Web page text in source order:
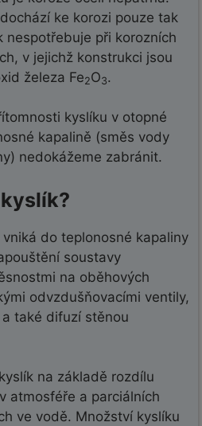
ke korozi pouze tak
nespotřebuje při korozních
v jejichž konstrukci jsou
železa Fe2O3.
kyslíku v otopné
kapalině (směs vody
nedokážeme zabránit.
do teplonosné kapaliny
soustavy
na oběhových
odvzdušňovacími ventily,
také difuzí stěnou
na základě rozdílu
atmosféře a parciálních
ve vodě. Množství kyslíku